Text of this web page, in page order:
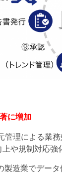
に増加
理による業
や規制対応
造業でデー